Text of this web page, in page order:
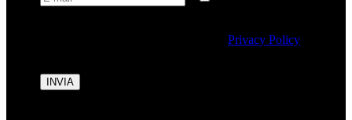
dei dati personali conformemente allaPrivacy Policy
INVIA